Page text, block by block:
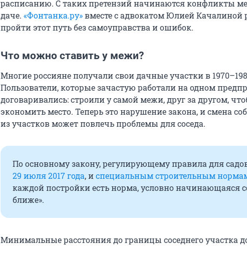
расписанию. С таких претензий начинаются конфликты
даче. «Фонтанка.ру»вместе с адвокатом Юлией Качалиной
пройти этот путь без самоуправства и ошибок.
Что можно ставить у межи?
Многие россияне получали свои дачные участки в
Пользователи, которые зачастую работали на одном
договаривались: строили у самой межи, друг за другом,
экономить место. Теперь это нарушение закона, и смена
из участков может повлечь проблемы для соседа.
По основному закону, регулирующему правила для
29 июля 2017 года, испециальным строительным
каждой постройки есть норма, условно начинающаяся
ближе».
Минимальные расстояния до границы соседнего участка